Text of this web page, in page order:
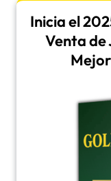
Inicia el
Venta de